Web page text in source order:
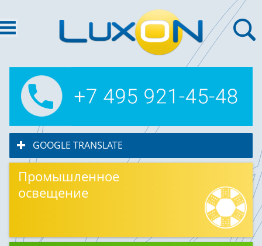
GOOGLE TRANSLATE
Промышленное
освещение